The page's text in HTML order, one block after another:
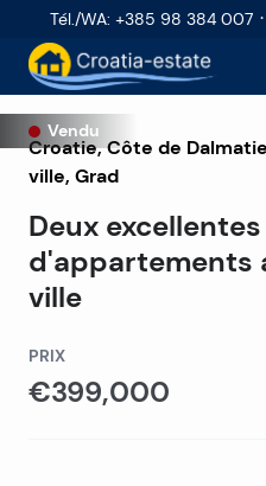
Tél./WA: +385 98 384 007 ·
Vendu
Croatie,Côte de Dalmatie
ville, Grad
Deux
d'appartements
ville
PRIX
€399,000